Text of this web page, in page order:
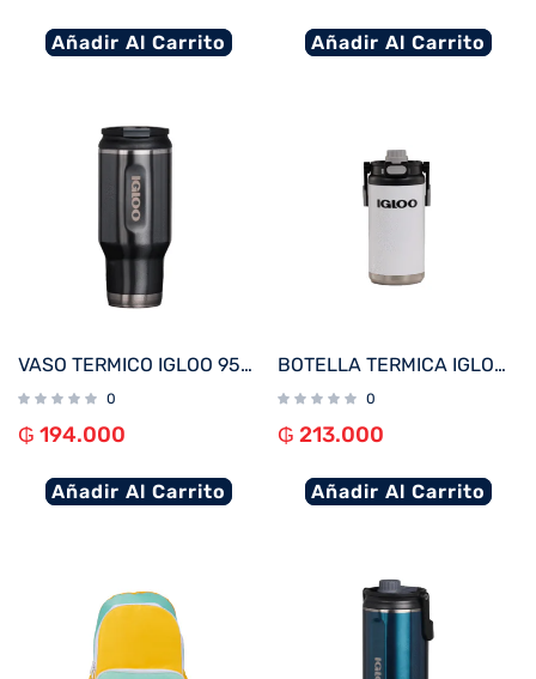
Añadir Al Carrito Añadir Al Carrito
VASO TERMICO IGLOO 950ML NEGRO C/TAPA 71078
0
₲ 194.000
Añadir Al Carrito
BOTELLA TERMICA IGLOO 1.6L BLANCO C/MANIJA 31487
0
₲ 213.000
Añadir Al Carrito